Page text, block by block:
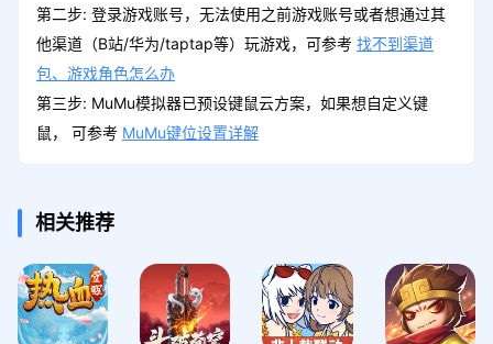
第二步: 登录游戏账号，无法使用之前游戏账号或者想通过其
他渠道（B站/华为/taptap等）玩游戏，可参考 找不到渠道
包、游戏角色怎么办
第三步: MuMu模拟器已预设键鼠云方案，如果想自定义键
鼠， 可参考 MuMu键位设置详解
相关推荐